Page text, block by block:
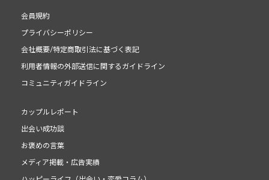
会員規約
プライバシーポリシー
会社概要/特定商取引法に基づく表記
利用者情報の外部送信に関するガイドライン
コミュニティガイドライン
カップルレポート
出会い成功談
お褒めの言葉
メディア掲載・広告実績